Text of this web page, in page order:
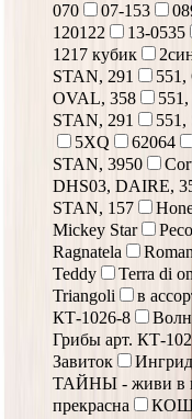
070
07-153
120122
13-0535
1217 кубик
STAN, 291
OVAL, 358
STAN, 291
551,
5XQ
62064
STAN, 3950
DHS03, DAIRE,
STAN, 157
Mickey Star
Ragnatela
Teddy
Terra di
Triangoli
в
КТ-1026-8
Грибы арт. КТ-
Завиток
Ингрид
ТАЙНЫ - живи в
прекрасна